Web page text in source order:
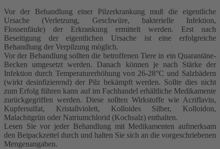
Vor der Behandlung einer Pilzerkrankung muß die eigentliche
Ursache (Verletzung, Geschwüre, bakterielle Infektion,
Flossenfäule) der Erkrankung ermittelt werden. Erst nach
Beseitigung der eigentlichen Ursache ist eine erfolgreiche
Behandlung der Verpilzung möglich.
Vor der Behandlung sollten die betroffenen Tiere in ein Quarantäne-
Becken umgesetzt werden. Danach können je nach Stärke der
Infektion durch Temperaturerhöhung von 26-28°C und Salzbädern
(wirkt desinfizierend) der Pilz bekämpft werden. Sollte dies nicht
zum Erfolg führen kann auf im Fachhandel erhältliche Medikamente
zurückgegriffen werden. Diese sollten Wirkstoffe wie Acriflavin,
Kupfersulfat, Kristallviolett, Kolloides Silber, Kolloidon,
Malachitgrün oder Natriumchlorid (Kochsalz) enthalten.
Lesen Sie vor jeder Behandlung mit Medikamenten aufmerksam
den Beipackzettel durch und halten Sie sich an die vorgeschriebenen
Mengenangaben.